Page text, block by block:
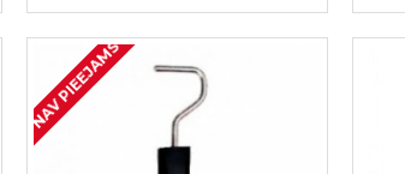
NAV PIEEJAMS